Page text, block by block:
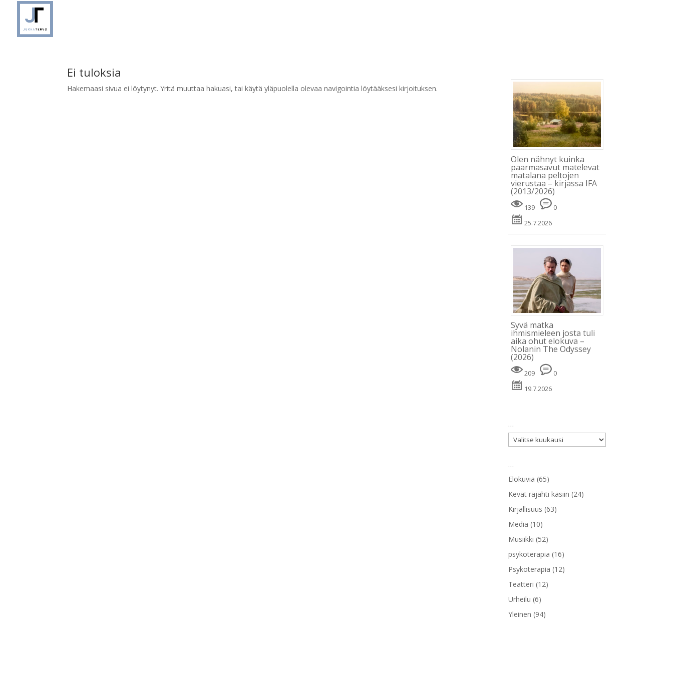
Ei tuloksia
Hakemaasi sivua ei löytynyt. Yritä muuttaa hakuasi, tai käytä yläpuolella olevaa navigointia löytääksesi kirjoituksen.
Olen nähnyt kuinka
paarmasavut matelevat
matalana peltojen
vierustaa – kirjassa IFA
(2013/2026)
139
0
25.7.2026
Syvä matka
ihmismieleen josta tuli
aika ohut elokuva –
Nolanin The Odyssey
(2026)
209
0
19.7.2026
…
…
…
Elokuvia (65)
Kevät räjähti käsiin (24)
Kirjallisuus (63)
Media (10)
Musiikki (52)
psykoterapia (16)
Psykoterapia (12)
Teatteri (12)
Urheilu (6)
Yleinen (94)